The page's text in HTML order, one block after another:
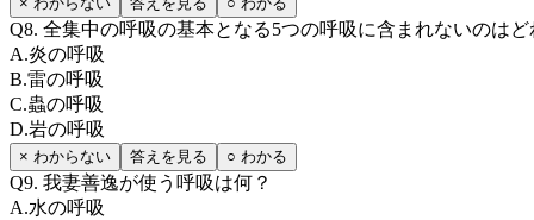
Q8. 全集中の呼吸の基本となる5つの呼吸に含まれないのはど
A.炎の呼吸
B.雷の呼吸
C.蟲の呼吸
D.岩の呼吸
× わからない 答えを見る ○ わかる
Q9. 我妻善逸が使う呼吸は何？
A.水の呼吸